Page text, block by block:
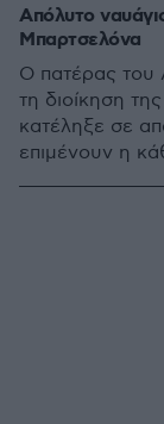
Απόλυτο
Μπαρτσελόνα
Ο πατέρας του
τη διοίκηση
κατέληξε σε
επιμένουν η